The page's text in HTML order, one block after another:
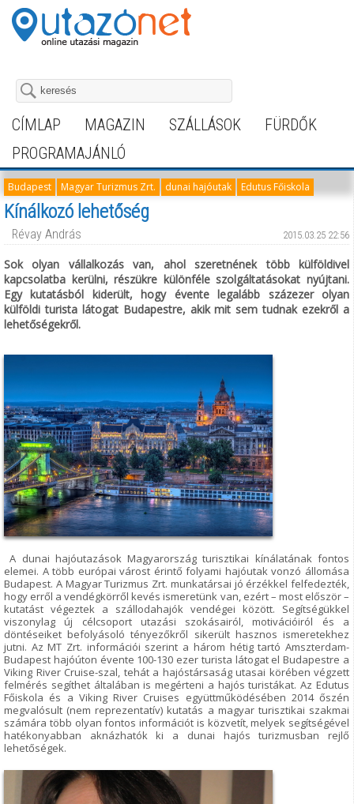
CÍMLAP MAGAZIN SZÁLLÁSOK
FÜRDŐK
PROGRAMAJÁNLÓ
Budapest Magyar Turizmus Zrt. dunai hajóutak Edutus Főiskola
Kínálkozó lehetőség
Révay András 2015.03.25 22:56
Sok olyan vállalkozás van, ahol szeretnének több külföldivel
kapcsolatba kerülni, részükre különféle szolgáltatásokat nyújtani.
Egy kutatásból kiderült, hogy évente legalább százezer olyan
külföldi turista látogat Budapestre, akik mit sem tudnak ezekről a
lehetőségekről.
A dunai hajóutazások Magyarország turisztikai kínálatának fontos
elemei. A több európai várost érintő folyami hajóutak vonzó állomása
Budapest. A Magyar Turizmus Zrt. munkatársai jó érzékkel felfedezték,
hogy erről a vendégkörről kevés ismeretünk van, ezért – most először –
kutatást végeztek a szállodahajók vendégei között. Segítségükkel
viszonylag új célcsoport utazási szokásairól, motivációiról és a
döntéseiket befolyásoló tényezőkről sikerült hasznos ismeretekhez
jutni. Az MT Zrt. információi szerint a három hétig tartó Amszterdam-
Budapest hajóúton évente 100-130 ezer turista látogat el Budapestre a
Viking River Cruise-szal, tehát a hajóstársaság utasai körében végzett
felmérés segíthet általában is megérteni a hajós turistákat. Az Edutus
Főiskola és a Viking River Cruises együttműködésében 2014 őszén
megvalósult (nem reprezentatív) kutatás a magyar turisztikai szakmai
számára több olyan fontos információt is közvetít, melyek segítségével
hatékonyabban aknázhatók ki a dunai hajós turizmusban rejlő
lehetőségek.